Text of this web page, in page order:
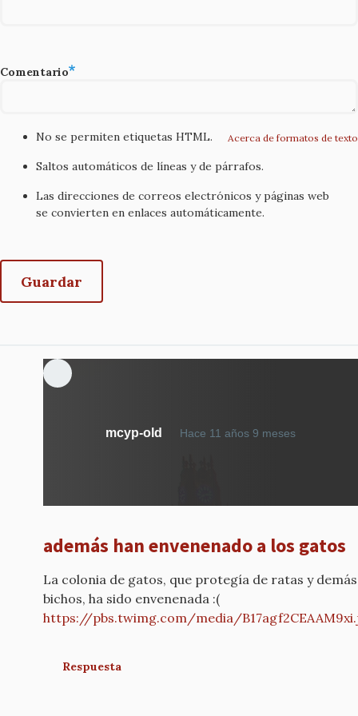
Comentario
Acerca de formatos de texto
No se permiten etiquetas HTML.
Saltos automáticos de líneas y de párrafos.
Las direcciones de correos electrónicos y páginas web
se convierten en enlaces automáticamente.
mcyp-old Hace 11 años 9 meses
además han envenenado a los gatos
La colonia de gatos, que protegía de ratas y demás
bichos, ha sido envenenada :(
https://pbs.twimg.com/media/
Respuesta